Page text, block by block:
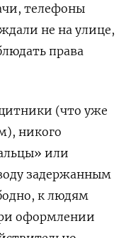
телефоны
не на улице,
права
(что уже
никого
или
задержанным
к людям
оформлении